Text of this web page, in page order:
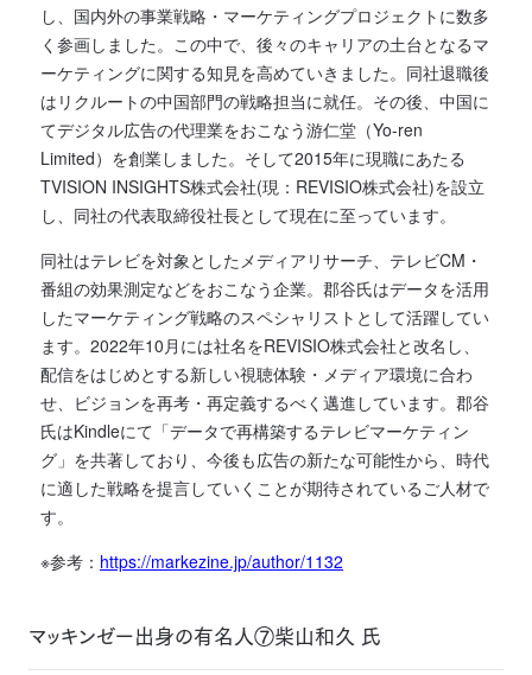
し、国内外の事業戦略・マーケティングプロジェクトに数多
く参画しました。この中で、後々のキャリアの土台となるマ
ーケティングに関する知見を高めていきました。同社退職後
はリクルートの中国部門の戦略担当に就任。その後、中国に
てデジタル広告の代理業をおこなう游仁堂（Yo-ren
Limited）を創業しました。そして2015年に現職にあたる
TVISION INSIGHTS株式会社(現：REVISIO株式会社)を設立
し、同社の代表取締役社長として現在に至っています。
同社はテレビを対象としたメディアリサーチ、テレビCM・
番組の効果測定などをおこなう企業。郡谷氏はデータを活用
したマーケティング戦略のスペシャリストとして活躍してい
ます。2022年10月には社名をREVISIO株式会社と改名し、
配信をはじめとする新しい視聴体験・メディア環境に合わ
せ、ビジョンを再考・再定義するべく邁進しています。郡谷
氏はKindleにて「データで再構築するテレビマーケティン
グ」を共著しており、今後も広告の新たな可能性から、時代
に適した戦略を提言していくことが期待されているご人材で
す。
※参考： https://markezine.jp/author/1132
マッキンゼー出身の有名人⑦柴山和久 氏